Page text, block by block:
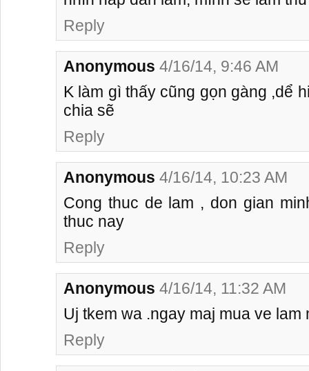
Reply
Anonymous 4/16/14, 9:46 AM
K làm gì thấy cũng gọn gàng ,dể
chia sẽ
Reply
Anonymous 4/16/14, 10:23 AM
Cong thuc de lam , don gian
thuc nay
Reply
Anonymous 4/16/14, 11:32 AM
Uj tkem wa .ngay maj mua ve lam
Reply